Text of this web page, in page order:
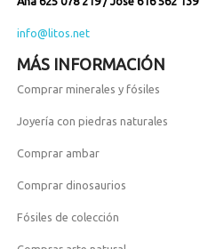
info@litos.net
MÁS INFORMACIÓN
Comprar minerales y fósiles
Joyería con piedras naturales
Comprar ambar
Comprar dinosaurios
Fósiles de colección